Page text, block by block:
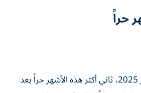
حراً
عالمياً، كان مارس/ آذار 2025، ثاني أكثر هذه الأشهر حراً بعد